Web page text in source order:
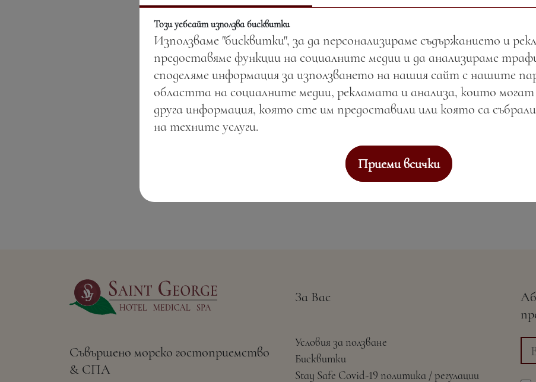
Съвършено морско гостоприемство
& СПА
За Вас
Условия за ползване
Бисквитки
Stay Safe Covid-19 политика / регулации
Този уебсайт използва бисквитки
Използваме "бисквитки", за да персонализираме съдържанието и
предоставяме функции на социалните медии и да анализираме
споделяме информация за използването на нашия сайт с нашите
областта на социалните медии, рекламата и анализа, които
друга информация, която сте им предоставили или която са
на техните услуги.
Приеми всички